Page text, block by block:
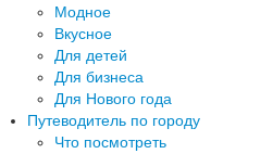
Модное
Вкусное
Для детей
Для бизнеса
Для Нового года
Путеводитель по городу
Что посмотреть